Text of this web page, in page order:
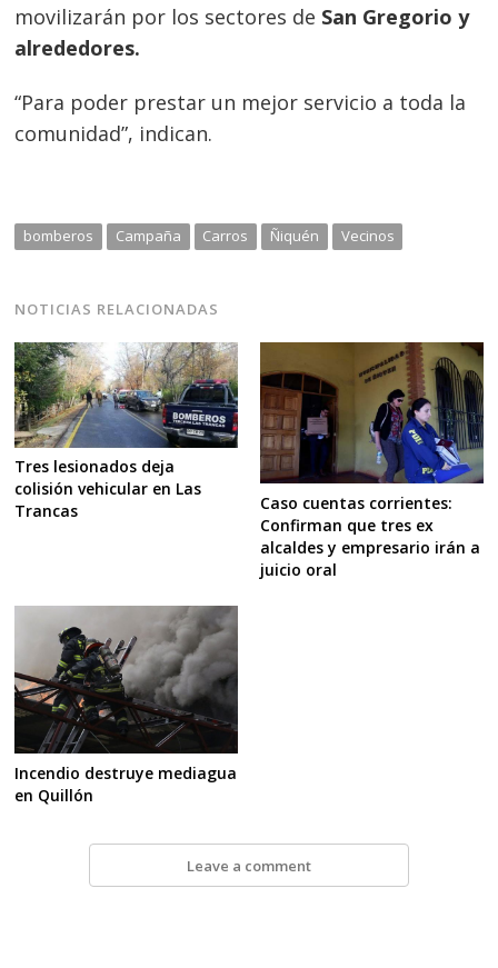
movilizarán por los sectores de San Gregorio y
alrededores.
“Para poder prestar un mejor servicio a toda la
comunidad”, indican.
bomberos Campaña Carros Ñiquén Vecinos
NOTICIAS RELACIONADAS
Tres lesionados deja
colisión vehicular en Las
Trancas
Caso cuentas corrientes:
Confirman que tres ex
alcaldes y empresario irán a
juicio oral
Incendio destruye mediagua
en Quillón
Leave a comment
Navegación
de
entradas